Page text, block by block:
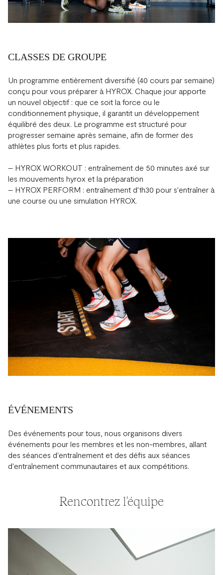
CLASSES DE GROUPE
Un programme entièrement diversifié (40 cours par semaine)
conçu pour vous préparer à HYROX. Chaque jour apporte
un nouvel objectif : que ce soit la force ou le
conditionnement physique, il garantit un développement
équilibré des deux. Le programme est structuré pour
progresser semaine après semaine, afin de former des
athlètes plus forts et plus rapides.
– HYROX WORKOUT : entraînement de 50 minutes axé sur
les mouvements hyrox et la préparation
– HYROX PERFORM : entraînement d'1h30 pour s'entraîner à
une course ou une simulation HYROX.
ÉVÉNEMENTS
Des événements pour tous, nous organisons divers
événements pour les membres et les non-membres, allant
des séances d'entraînement et des défis aux séances
d'entraînement communautaires et aux compétitions.
Rencontrez l'équipe